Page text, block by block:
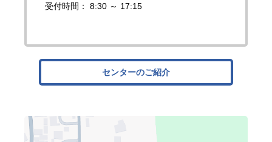
受付時間： 8:30 ～ 17:15
センターのご紹介